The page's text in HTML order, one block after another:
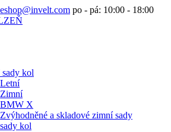
eshop@invelt.com po - pá: 10:00 - 18:00
kol
Letní
Zimní
BMW X
Zvýhodněné a skladové zimní sady
kol